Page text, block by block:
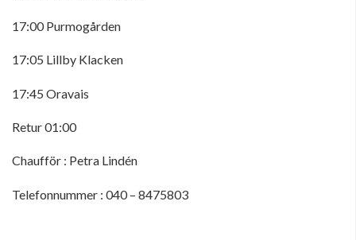
17:00 Purmogården
17:05 Lillby Klacken
17:45 Oravais
Retur 01:00
Chaufför : Petra Lindén
Telefonnummer : 040 – 8475803